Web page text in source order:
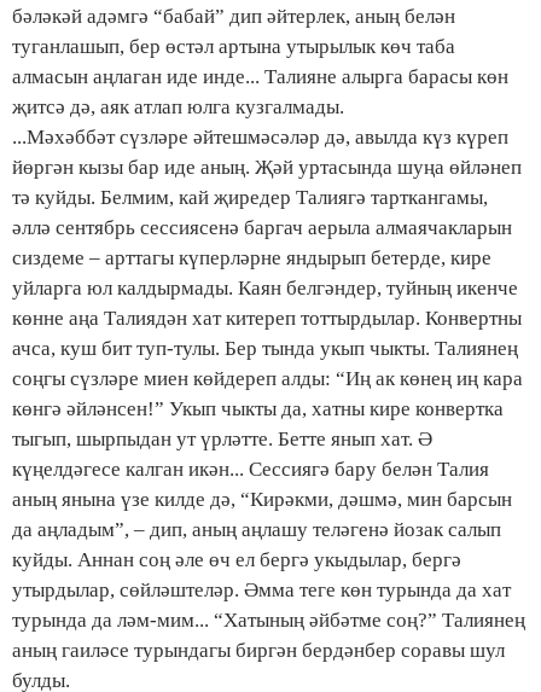
бәләкәй адәмгә “бабай” дип әйтерлек, аның белән
туганлашып, бер өстәл артына утырылык көч таба
алмасын аңлаган иде инде... Талияне алырга барасы көн
җитсә дә, аяк атлап юлга кузгалмады.
...Мәхәббәт сүзләре әйтешмәсәләр дә, авылда күз күреп
йөргән кызы бар иде аның. Җәй уртасында шуңа өйләнеп
тә куйды. Белмим, кай җиредер Талиягә тарткангамы,
әллә сентябрь сессиясенә баргач аерыла алмаячакларын
сиздеме – арттагы күперләрне яндырып бетерде, кире
уйларга юл калдырмады. Каян белгәндер, туйның икенче
көнне аңа Талиядән хат китереп тоттырдылар. Конвертны
ачса, куш бит туп-тулы. Бер тында укып чыкты. Талиянең
соңгы сүзләре миен көйдереп алды: “Иң ак көнең иң кара
көнгә әйләнсен!” Укып чыкты да, хатны кире конвертка
тыгып, шырпыдан ут үрләтте. Бетте янып хат. Ә
күңелдәгесе калган икән... Сессиягә бару белән Талия
аның янына үзе килде дә, “Кирәкми, дәшмә, мин барсын
да аңладым”, – дип, аның аңлашу теләгенә йозак салып
куйды. Аннан соң әле өч ел бергә укыдылар, бергә
утырдылар, сөйләштеләр. Әмма теге көн турында да хат
турында да ләм-мим... “Хатының әйбәтме соң?” Талиянең
аның гаиләсе турындагы биргән бердәнбер соравы шул
булды.